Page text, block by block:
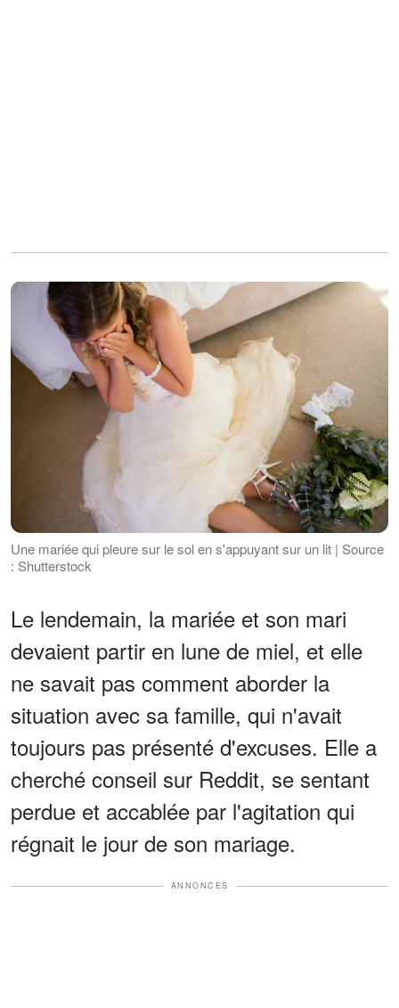
Une mariée qui pleure sur le sol en s'appuyant sur un lit | Source
: Shutterstock
Le lendemain, la mariée et son mari
devaient partir en lune de miel, et elle
ne savait pas comment aborder la
situation avec sa famille, qui n'avait
toujours pas présenté d'excuses. Elle a
cherché conseil sur Reddit, se sentant
perdue et accablée par l'agitation qui
régnait le jour de son mariage.
ANNONCES